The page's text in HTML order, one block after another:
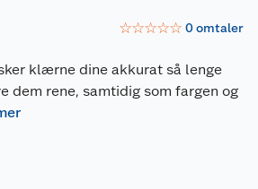
☆☆☆☆☆ 0omtaler
klærne dine akkurat så lenge
dem rene, samtidig som fargen og